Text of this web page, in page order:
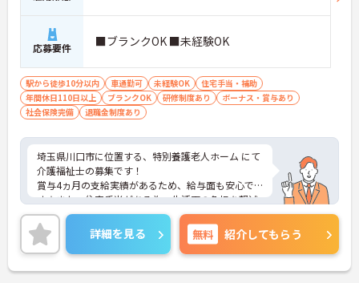
応募要件 ■ブランクOK ■未経験OK
駅から徒歩10分以内 車通勤可 未経験OK
住宅手当・補助
年間休日110日以上
ブランクOK 研修制度あり
ボーナス・賞与あり
社会保険完備
退職金制度あり
埼玉県川口市に位置する、特別養護老人ホーム にて
介護福祉士の募集です！
賞与4ヵ月の支給実績があるため、給与面も安心で
す☆また、住宅手当がある為、生活面の負担を軽減
し、安心して長く勤務していただけます♪
さらに、駅から徒歩7分の立地なので、通勤らくら
くです◎ご興味のある方には、面接対策ポイントな
ど、さらに詳細をお話しいたしますのでお気軽にご
相談ください！
詳細を見る 無料 紹介してもらう